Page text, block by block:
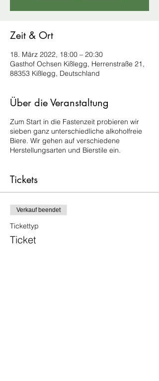
Zeit & Ort
18. März 2022, 18:00 – 20:30
Gasthof Ochsen Kißlegg, Herrenstraße 21,
88353 Kißlegg, Deutschland
Über die Veranstaltung
Zum Start in die Fastenzeit probieren wir
sieben ganz unterschiedliche alkoholfreie
Biere. Wir gehen auf verschiedene
Herstellungsarten und Bierstile ein.
Tickets
Verkauf beendet
Tickettyp
Ticket